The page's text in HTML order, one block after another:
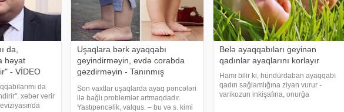
da,
həyat
- VİDEO
da
xəbər verir
Uşaqlara bərk ayaqqabı
geyindirməyin, evdə corabda
gəzdirməyin - Tanınmış
Son vaxtlar uşaqlarda ayaq pəncələri
ilə bağlı problemlər artmaqdadır.
Yastıpəncəlik, valqus. – bu və s. kimi
Belə ayaqqabıları geyinən
qadınlar ayaqlarını korlayır
Hamı bilir ki, hündürdaban ayaqqabı
qadın sağlamlığına ziyan vurur -
varikozun inkişafına, onurğa